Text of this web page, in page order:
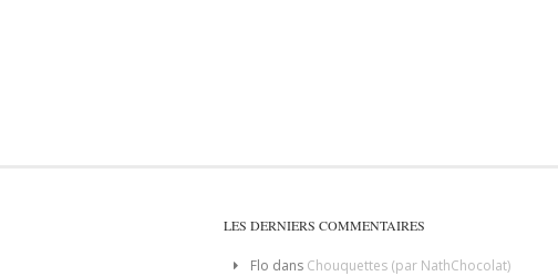
LES DERNIERS COMMENTAIRES
Flo dans Chouquettes (par NathChocolat)